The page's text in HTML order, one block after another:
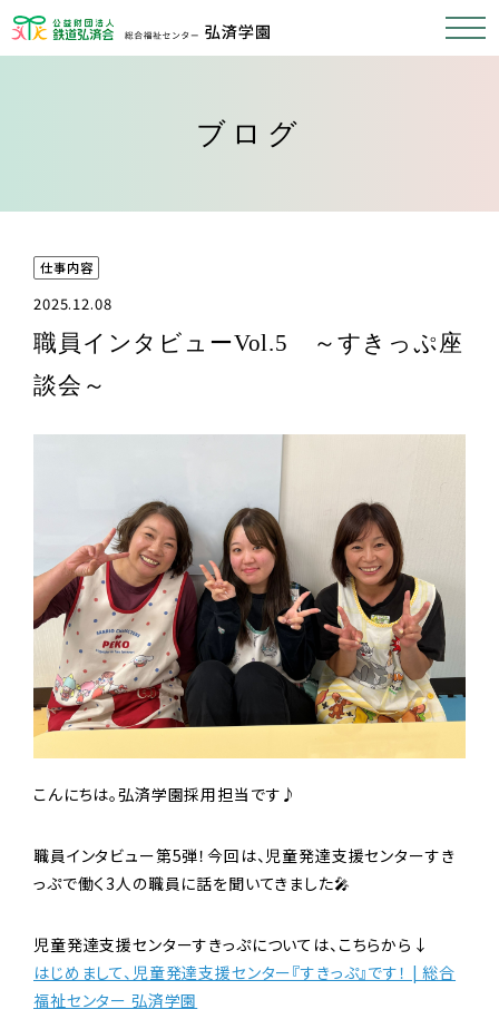
ブログ
仕事内容
2025.12.08
職員インタビューVol.5 ～すきっぷ座
談会～
こんにちは。弘済学園採用担当です♪
職員インタビュー第5弾！今回は、児童発達支援センターすき
っぷで働く3人の職員に話を聞いてきました🎤
児童発達支援センターすきっぷについては、こちらから↓
はじめまして、児童発達支援センター『すきっぷ』です！ | 総合
福祉センター 弘済学園